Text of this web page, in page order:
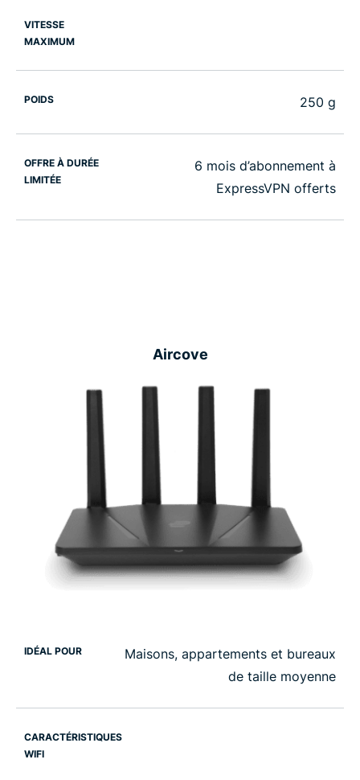
VITESSE
MAXIMUM
POIDS 250 g
OFFRE À DURÉE
LIMITÉE
6 mois d’abonnement à
ExpressVPN offerts
Aircove
IDÉAL POUR
Maisons, appartements et bureaux
de taille moyenne
CARACTÉRISTIQUES
WIFI